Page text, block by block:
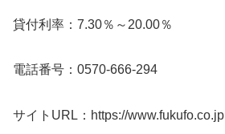
貸付利率：7.30％～20.00％
電話番号：0570-666-294
サイトURL：https://www.fukufo.co.jp